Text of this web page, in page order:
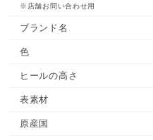
※店舗お問い合わせ用
ブランド名
色
ヒールの高さ
表素材
原産国